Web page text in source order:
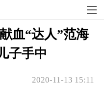
血“达人”范海
子手中
2020-11-13 15:11